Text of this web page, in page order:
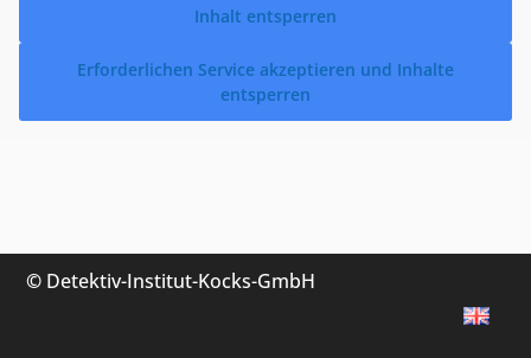
Inhalt entsperren
Erforderlichen Service akzeptieren und Inhalte
entsperren
© Detektiv-Institut-Kocks-GmbH